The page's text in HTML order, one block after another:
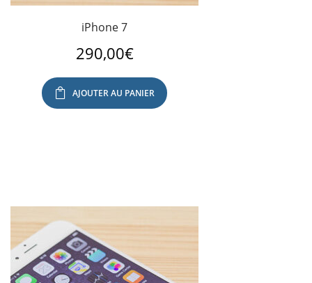
iPhone 7
290,00€
AJOUTER AU PANIER